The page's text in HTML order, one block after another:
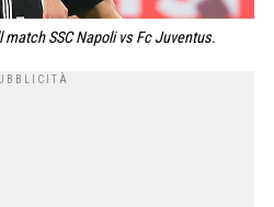
SSC Napoli vs Fc Juventus.